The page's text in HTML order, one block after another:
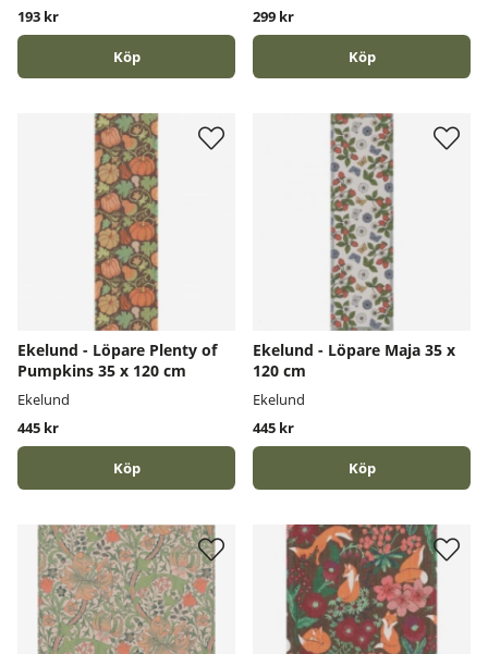
193 kr
Köp
299 kr
Köp
Ekelund - Löpare Plenty of
Pumpkins 35 x 120 cm
Ekelund
445 kr
Köp
Ekelund - Löpare Maja 35 x
120 cm
Ekelund
445 kr
Köp